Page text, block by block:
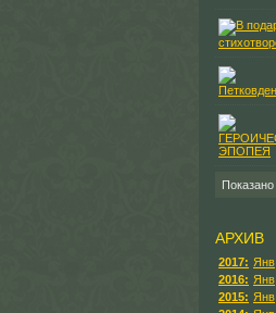
Показано
АРХИВ
2017: Янв
2016: Янв
2015: Янв